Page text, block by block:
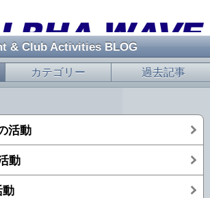
& Club Activities BLOG
カテゴリー 過去記事
活動
動
動